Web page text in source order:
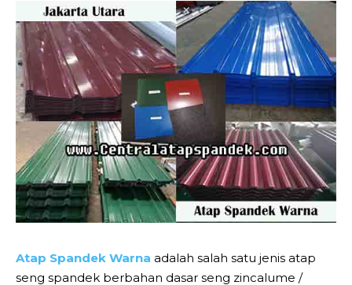
Atap Spandek Warna adalah salah satu jenis atap
seng spandek berbahan dasar seng zincalume /